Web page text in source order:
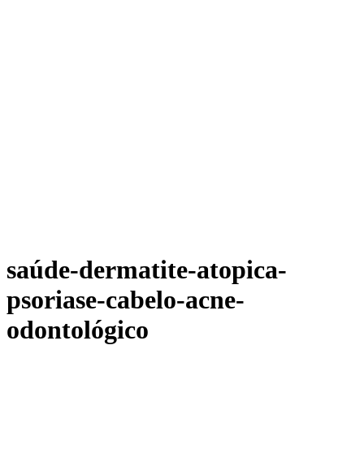
saúde-dermatite-atopica-
psoriase-cabelo-acne-
odontológico